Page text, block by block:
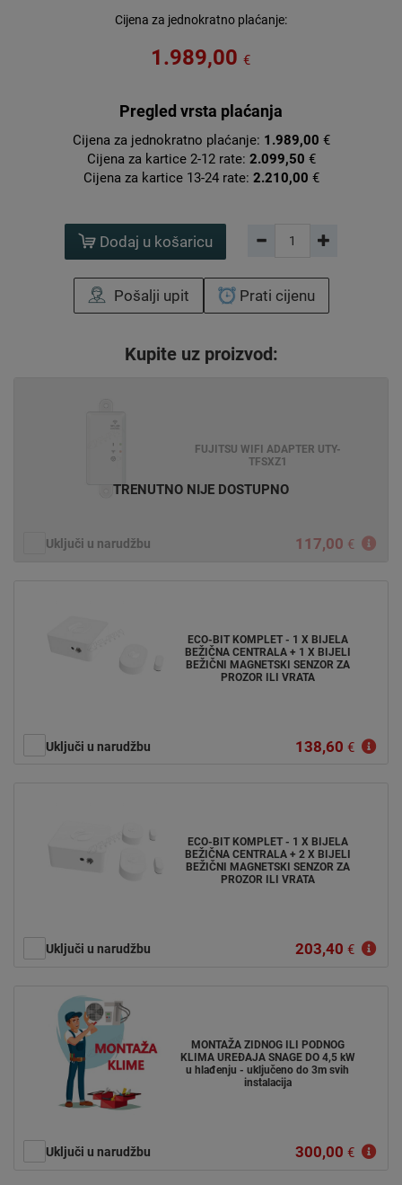
Cijena za jednokratno plaćanje:
1.989,00 €
Pregled vrsta plaćanja
Cijena za jednokratno plaćanje: 1.989,00 €
Cijena za kartice 2-12 rate: 2.099,50 €
Cijena za kartice 13-24 rate: 2.210,00 €
Dodaj u košaricu
Pošalji upit Prati cijenu
Kupite uz proizvod:
TRENUTNO NIJE DOSTUPNO
FUJITSU WIFI ADAPTER UTY-
TFSXZ1
Uključi u narudžbu 117,00 €
ECO-BIT KOMPLET - 1 X BIJELA
BEŽIČNA CENTRALA + 1 X BIJELI
BEŽIČNI MAGNETSKI SENZOR ZA
PROZOR ILI VRATA
Uključi u narudžbu 138,60 €
ECO-BIT KOMPLET - 1 X BIJELA
BEŽIČNA CENTRALA + 2 X BIJELI
BEŽIČNI MAGNETSKI SENZOR ZA
PROZOR ILI VRATA
Uključi u narudžbu 203,40 €
MONTAŽA ZIDNOG ILI PODNOG
KLIMA UREĐAJA SNAGE DO 4,5 kW
u hlađenju - uključeno do 3m svih
instalacija
Uključi u narudžbu 300,00 €